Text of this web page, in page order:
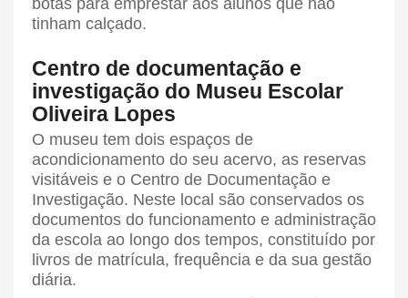
tinham calçado.
Centro de documentação e
investigação do Museu Escolar
Oliveira Lopes
O museu tem dois espaços de
acondicionamento do seu acervo, as reservas
visitáveis e o Centro de Documentação e
Investigação. Neste local são conservados os
documentos do funcionamento e administração
da escola ao longo dos tempos, constituído por
livros de matrícula, frequência e da sua gestão
diária.